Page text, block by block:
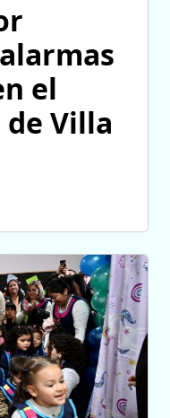
el
Villa